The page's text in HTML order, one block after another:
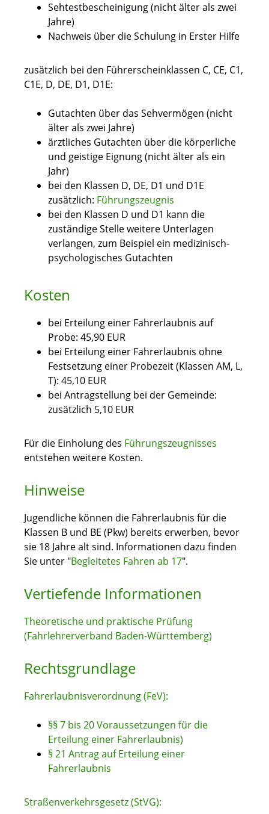
Sehtestbescheinigung (nicht älter als zwei
Jahre)
Nachweis über die Schulung in Erster Hilfe
zusätzlich bei den Führerscheinklassen C, CE, C1,
C1E, D, DE, D1, D1E:
Gutachten über das Sehvermögen (nicht
älter als zwei Jahre)
ärztliches Gutachten über die körperliche
und geistige Eignung (nicht älter als ein
Jahr)
bei den Klassen D, DE, D1 und D1E
zusätzlich: Führungszeugnis
bei den Klassen D und D1 kann die
zuständige Stelle weitere Unterlagen
verlangen, zum Beispiel ein medizinisch-
psychologisches Gutachten
Kosten
bei Erteilung einer Fahrerlaubnis auf
Probe: 45,90 EUR
bei Erteilung einer Fahrerlaubnis ohne
Festsetzung einer Probezeit (Klassen AM, L,
T): 45,10 EUR
bei Antragstellung bei der Gemeinde:
zusätzlich 5,10 EUR
Für die Einholung des Führungszeugnisses
entstehen weitere Kosten.
Hinweise
Jugendliche können die Fahrerlaubnis für die
Klassen B und BE (Pkw) bereits erwerben, bevor
sie 18 Jahre alt sind. Informationen dazu finden
Sie unter "Begleitetes Fahren ab 17".
Vertiefende Informationen
Theoretische und praktische Prüfung
(Fahrlehrerverband Baden-Württemberg)
Rechtsgrundlage
Fahrerlaubnisverordnung (FeV):
§§ 7 bis 20 Voraussetzungen für die
Erteilung einer Fahrerlaubnis)
§ 21 Antrag auf Erteilung einer
Fahrerlaubnis
Straßenverkehrsgesetz (StVG):